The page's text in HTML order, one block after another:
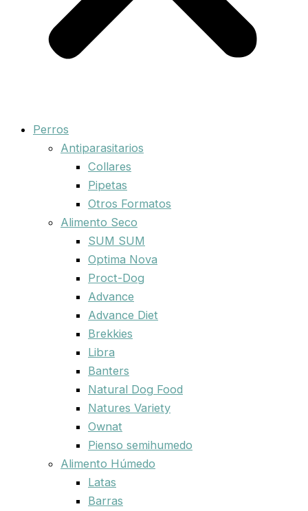
Perros
Antiparasitarios
Collares
Pipetas
Otros Formatos
Alimento Seco
SUM SUM
Optima Nova
Proct-Dog
Advance
Advance Diet
Brekkies
Libra
Banters
Natural Dog Food
Natures Variety
Ownat
Pienso semihumedo
Alimento Húmedo
Latas
Barras